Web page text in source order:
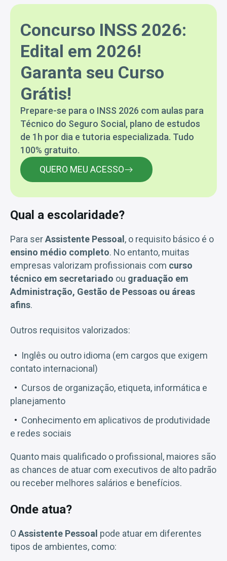
Concurso INSS 2026:
Edital em 2026!
Garanta seu Curso
Grátis!
Prepare-se para o INSS 2026 com aulas para
Técnico do Seguro Social, plano de estudos
de 1h por dia e tutoria especializada. Tudo
100% gratuito.
QUERO MEU ACESSO
Qual a escolaridade?
Para serAssistente Pessoal , o requisito básico é o
ensino médio completo. No entanto, muitas
empresas valorizam profissionais com curso
técnico em secretariado ou graduação em
Administração, Gestão de Pessoas ou áreas
afins.
Outros requisitos valorizados:
Inglês ou outro idioma (em cargos que exigem
contato internacional)
Cursos de organização, etiqueta, informática e
planejamento
Conhecimento em aplicativos de produtividade
e redes sociais
Quanto mais qualificado o profissional, maiores são
as chances de atuar com executivos de alto padrão
ou receber melhores salários e benefícios.
Onde atua?
O Assistente Pessoal pode atuar em diferentes
tipos de ambientes, como: